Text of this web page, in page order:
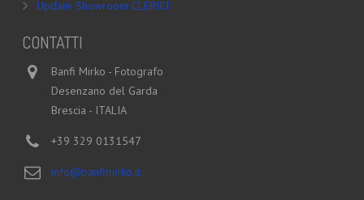
Update Showroom CLERICI
CONTATTI
Banfi Mirko - Fotografo
Desenzano del Garda
Brescia - ITALIA
+39 329 0131547
info@banfimirko.it